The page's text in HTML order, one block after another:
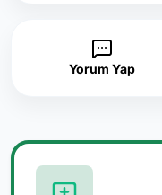
Yorum Yap